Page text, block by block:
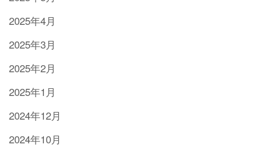
2025年4月
2025年3月
2025年2月
2025年1月
2024年12月
2024年10月